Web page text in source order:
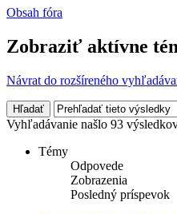
Obsah fóra
Zobraziť aktívne
Návrat do rozšíreného
Vyhľadávanie našlo 93
Témy
Odpovede
Zobrazenia
Posledný príspevok